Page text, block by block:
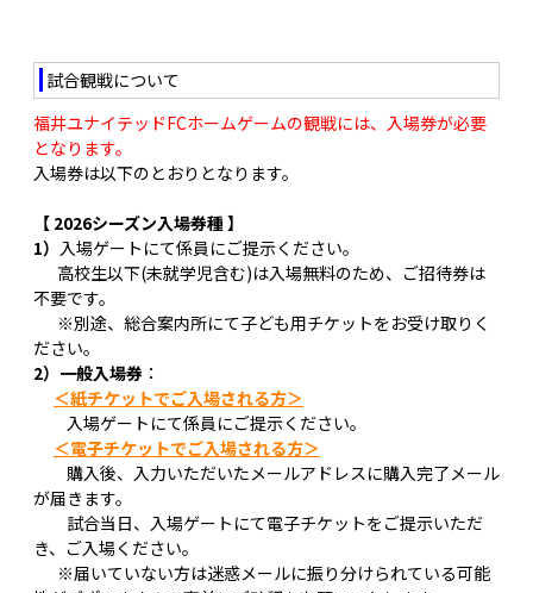
試合観戦について
福井ユナイテッドFCホームゲームの観戦には、入場券が必要
となります。
入場券は以下のとおりとなります。
【 2026シーズン入場券種 】
1） 入場ゲートにて係員にご提示ください。
高校生以下(未就学児含む)は入場無料のため、ご招待券は
不要です。
※別途、総合案内所にて子ども用チケットをお受け取りく
ださい。
2）一般入場券 ：
＜紙チケットでご入場される方＞
入場ゲートにて係員にご提示ください。
＜電子チケットでご入場される方＞
購入後、入力いただいたメールアドレスに購入完了メール
が届きます。
試合当日、入場ゲートにて電子チケットをご提示いただ
き、ご入場ください。
※届いていない方は迷惑メールに振り分けられている可能